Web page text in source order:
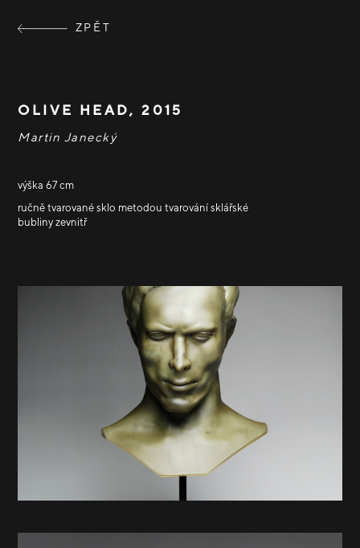
ZPĚT
OLIVE HEAD, 2015
Martin Janecký
výška 67 cm
ručně tvarované sklo metodou tvarování sklářské
bubliny zevnitř